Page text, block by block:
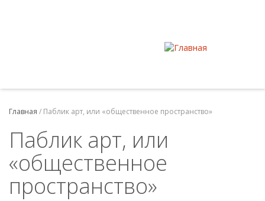
Главная / Паблик арт, или «общественное пространство»
Паблик арт, или
«общественное
пространство»